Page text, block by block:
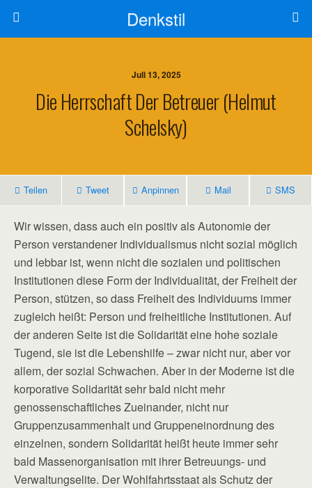
Denkstil
Juli 13, 2025
Die Herrschaft Der Betreuer (Helmut
Schelsky)
Teilen Tweet Anpinnen Mail SMS
Wir wissen, dass auch ein positiv als Autonomie der
Person verstandener Individualismus nicht sozial möglich
und lebbar ist, wenn nicht die sozialen und politischen
Institutionen diese Form der Individualität, der Freiheit der
Person, stützen, so dass Freiheit des Individuums immer
zugleich heißt: Person und freiheitliche Institutionen. Auf
der anderen Seite ist die Solidarität eine hohe soziale
Tugend, sie ist die Lebenshilfe – zwar nicht nur, aber vor
allem, der sozial Schwachen. Aber in der Moderne ist die
korporative Solidarität sehr bald nicht mehr
genossenschaftliches Zueinander, nicht nur
Gruppenzusammenhalt und Gruppeneinordnung des
einzelnen, sondern Solidarität heißt heute immer sehr
bald Massenorganisation mit ihrer Betreuungs- und
Verwaltungselite. Der Wohlfahrtsstaat als Schutz der